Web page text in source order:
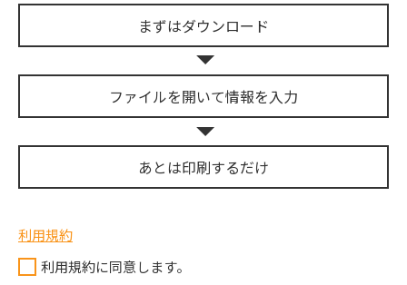
まずはダウンロード
ファイルを開いて情報を入力
あとは印刷するだけ
利用規約
利用規約に同意します。